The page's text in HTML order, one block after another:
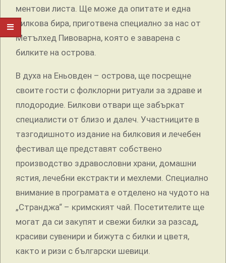
ментови листа. Ще може да опитате и една
билкова бира, приготвена специално за нас от
Метълхед Пивоварна, която е заварена с
билките на острова.
В духа на Еньовден – острова, ще посрещне
своите гости с фолклорни ритуали за здраве и
плодородие. Билкови отвари ще забъркат
специалисти от близо и далеч. Участниците в
тазгодишното издание на билковия и лечебен
фестивал ще представят собствено
производство здравословни храни, домашни
ястия, лечебни екстракти и мехлеми. Специално
внимание в програмата е отделено на чудото на
„Странджа“ – кримският чай. Посетителите ще
могат да си закупят и свежи билки за разсад,
красиви сувенири и бижута с билки и цветя,
както и ризи с български шевици.